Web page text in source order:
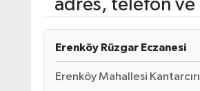
adres, telefon ve
Erenköy Rüzgar Eczanesi
Erenköy Mahallesi